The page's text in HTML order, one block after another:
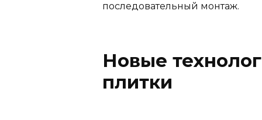
последовательный монтаж.
Новые
плитки